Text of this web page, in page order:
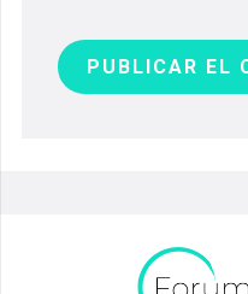
PUBLICAR EL